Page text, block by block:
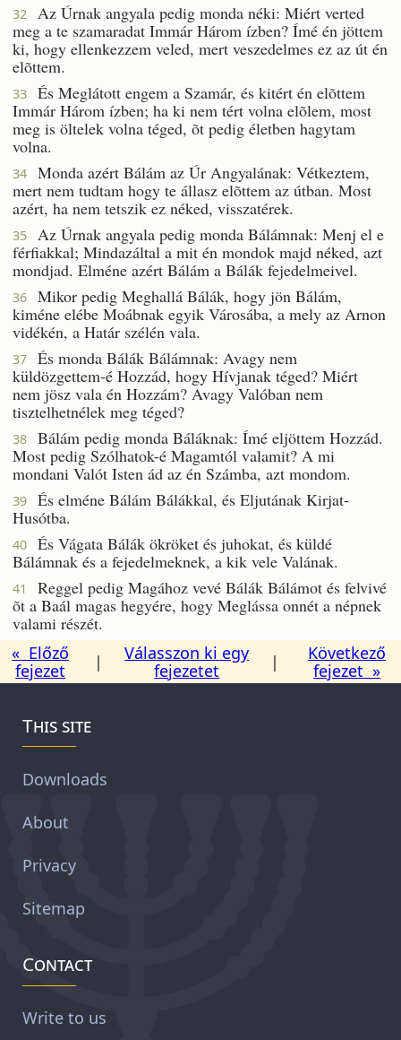
32
Az Úrnak angyala pedig monda néki: Miért verted
meg a te szamaradat Immár Három ízben? Ímé én jöttem
ki, hogy ellenkezzem veled, mert veszedelmes ez az út én
elõttem.
33
És Meglátott engem a Szamár, és kitért én elõttem
Immár Három ízben; ha ki nem tért volna elõlem, most
meg is öltelek volna téged, õt pedig életben hagytam
volna.
34
Monda azért Bálám az Úr Angyalának: Vétkeztem,
mert nem tudtam hogy te állasz elõttem az útban. Most
azért, ha nem tetszik ez néked, visszatérek.
35
Az Úrnak angyala pedig monda Bálámnak: Menj el e
férfiakkal; Mindazáltal a mit én mondok majd néked, azt
mondjad. Elméne azért Bálám a Bálák fejedelmeivel.
36
Mikor pedig Meghallá Bálák, hogy jön Bálám,
kiméne elébe Moábnak egyik Városába, a mely az Arnon
vidékén, a Határ szélén vala.
37
És monda Bálák Bálámnak: Avagy nem
küldözgettem-é Hozzád, hogy Hívjanak téged? Miért
nem jösz vala én Hozzám? Avagy Valóban nem
tisztelhetnélek meg téged?
38
Bálám pedig monda Báláknak: Ímé eljöttem Hozzád.
Most pedig Szólhatok-é Magamtól valamit? A mi
mondani Valót Isten ád az én Számba, azt mondom.
39
És elméne Bálám Bálákkal, és Eljutának Kirjat-
Husótba.
40
És Vágata Bálák ökröket és juhokat, és küldé
Bálámnak és a fejedelmeknek, a kik vele Valának.
41
Reggel pedig Magához vevé Bálák Bálámot és felvivé
õt a Baál magas hegyére, hogy Meglássa onnét a népnek
valami részét.
« Előző
fejezet
|
Válasszon ki egy
fejezetet
|
Következő
fejezet »
This site
Downloads
About
Privacy
Sitemap
Contact
Write to us